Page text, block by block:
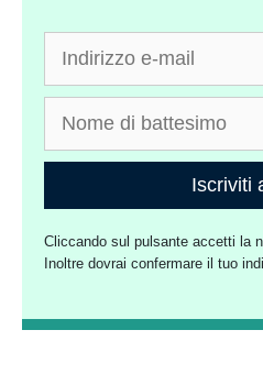
Iscriviti
Cliccando sul pulsante accetti la
Inoltre dovrai confermare il tuo